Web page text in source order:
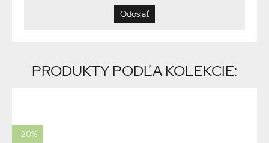
PRODUKTY PODĽA KOLEKCIE:
-20%